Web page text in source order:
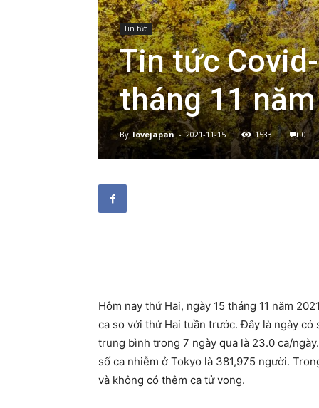
Tin tức
Tin tức
tháng 11
By lovejapan - 2021-11-15 1533 0
Hôm nay thứ Hai, ngày 15 tháng 11 năm
ca so với thứ Hai tuần trước. Đây là ngày
trung bình trong 7 ngày qua là 23.0 ca/
số ca nhiễm ở Tokyo là 381,975 người.
và không có thêm ca tử vong.